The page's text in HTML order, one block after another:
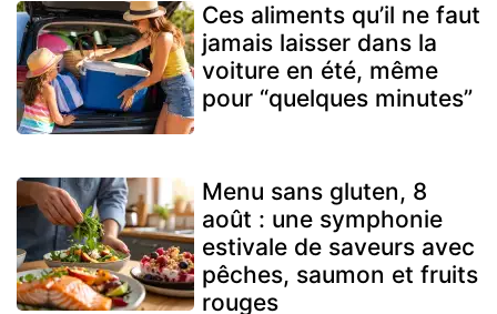
Ces aliments qu’il ne faut
jamais laisser dans la
voiture en été, même
pour “quelques minutes”
Menu sans gluten, 8
août : une symphonie
estivale de saveurs avec
pêches, saumon et fruits
rouges